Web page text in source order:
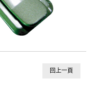
回上一頁